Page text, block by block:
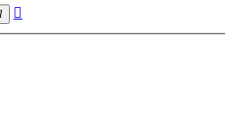
Поиск